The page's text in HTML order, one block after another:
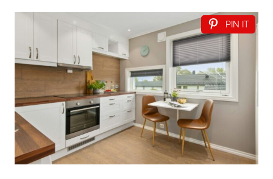
PIN IT